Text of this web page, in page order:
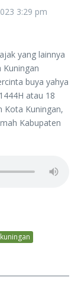
3:29 pm
yang lainnya
buya yahya
atau 18
Kota Kuningan,
Kabupaten